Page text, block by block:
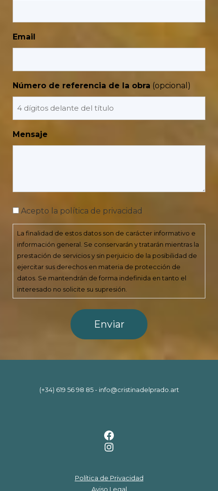
Email
Número de referencia de la obra
Mensaje
Consentimiento
Acepto la política de privacidad
La finalidad de estos datos son de carácter informativo e
información general. Se conservarán y tratarán mientras la
prestación de servicios y sin perjuicio de la posibilidad de
ejercitar sus derechos en materia de protección de
datos. Se mantendrán de forma indefinida en tanto el
interesado no solicite su supresión.
(+34) 619 56 98 85- info@cristinadelprado.art
Facebook
Instagram
Política de Privacidad
Aviso Legal